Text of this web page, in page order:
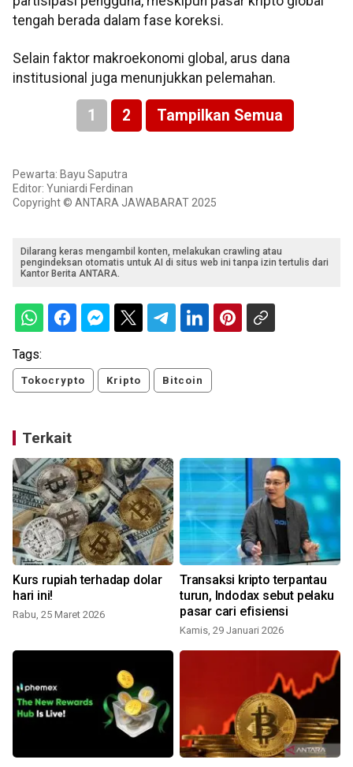
tengah berada dalam fase koreksi.
Selain faktor makroekonomi global, arus dana
institusional juga menunjukkan pelemahan.
1 2 Tampilkan Semua
Pewarta: Bayu Saputra
Editor: Yuniardi Ferdinan
Copyright © ANTARA JAWABARAT 2025
Dilarang keras mengambil konten, melakukan crawling atau
pengindeksan otomatis untuk AI di situs web ini tanpa izin tertulis dari
Kantor Berita ANTARA.
Tags:
Tokocrypto Kripto Bitcoin
Terkait
Kurs rupiah terhadap dolar
hari ini!
Rabu, 25 Maret 2026
Transaksi kripto terpantau
turun, Indodax sebut pelaku
pasar cari efisiensi
Kamis, 29 Januari 2026